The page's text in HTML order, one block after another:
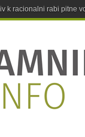
k racionalni rabi pitne